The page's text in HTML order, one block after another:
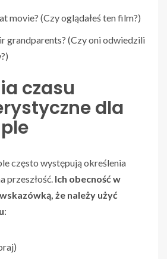
movie? (Czy oglądałeś ten film?)
grandparents? (Czy oni odwiedzili
czasu
dla
często występują określenia
przeszłość. Ich obecność w
że należy użyć
: